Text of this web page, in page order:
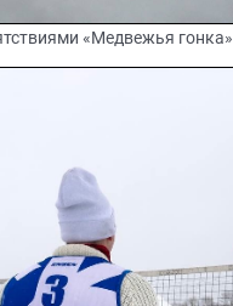
«Медвежья гонка»